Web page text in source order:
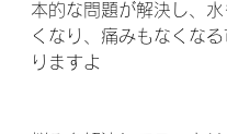
本的な問題が解決し、
くなり、痛みもなくな
りますよ